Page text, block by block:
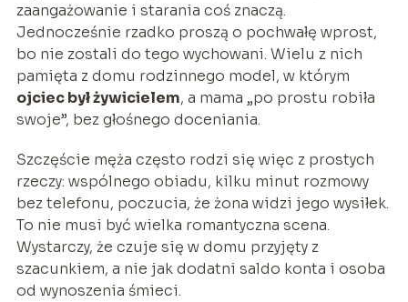
zaangażowanie i starania coś znaczą.
Jednocześnie rzadko proszą o pochwałę wprost,
bo nie zostali do tego wychowani. Wielu z nich
pamięta z domu rodzinnego model, w którym
ojciec był żywicielem, a mama „po prostu robiła
swoje”, bez głośnego doceniania.
Szczęście męża często rodzi się więc z prostych
rzeczy: wspólnego obiadu, kilku minut rozmowy
bez telefonu, poczucia, że żona widzi jego wysiłek.
To nie musi być wielka romantyczna scena.
Wystarczy, że czuje się w domu przyjęty z
szacunkiem, a nie jak dodatni saldo konta i osoba
od wynoszenia śmieci.